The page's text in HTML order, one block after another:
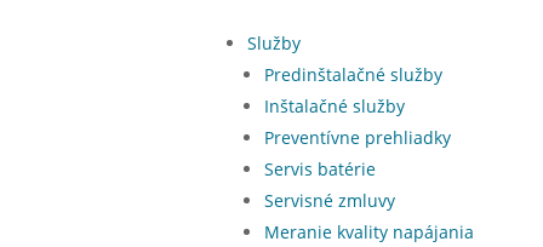
Služby
Predinštalačné služby
Inštalačné služby
Preventívne prehliadky
Servis batérie
Servisné zmluvy
Meranie kvality napájania